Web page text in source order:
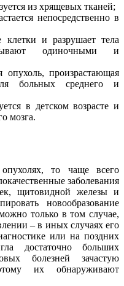
из хрящевых тканей;
непосредственно в
и разрушает тела
одиночными и
опухоль, произрастающая
больных среднего и
в детском возрасте и
мозга.
то чаще всего
заболевания
щитовидной железы и
новообразование
только в том случае,
– в иных случаях его
или на поздних
достаточно больших
болезней зачастую
их обнаруживают